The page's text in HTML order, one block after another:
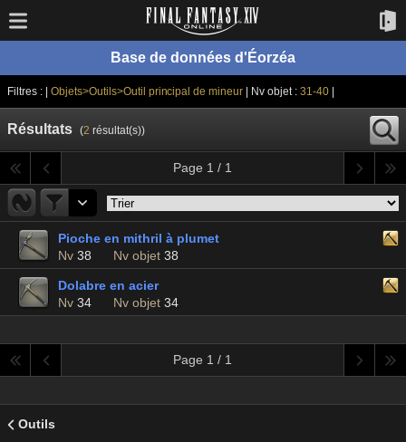
Base de données d'Éorzéa
Filtres : | Objets>Outils>Outil principal de mineur | Nv objet :31-40|
Résultats (2 résultat(s))
Page 1 / 1
Pioche en mithril à plumet
Nv 38 Nv objet 38
Dolabre en acier
Nv 34 Nv objet 34
Page 1 / 1
Outils